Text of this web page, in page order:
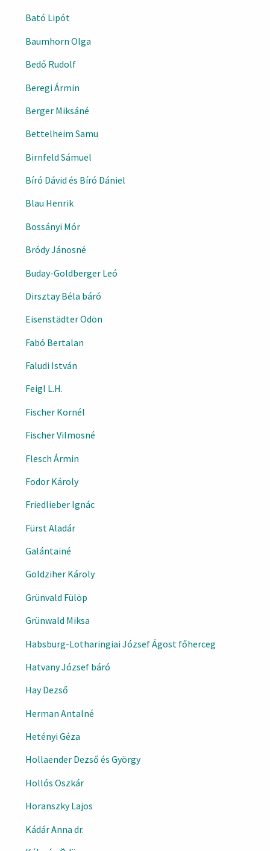
Bató Lipót
Baumhorn Olga
Bedő Rudolf
Beregi Ármin
Berger Miksáné
Bettelheim Samu
Birnfeld Sámuel
Bíró Dávid és Bíró Dániel
Blau Henrik
Bossányi Mór
Bródy Jánosné
Buday-Goldberger Leó
Dirsztay Béla báró
Eisenstädter Ödön
Fabó Bertalan
Faludi István
Feigl L.H.
Fischer Kornél
Fischer Vilmosné
Flesch Ármin
Fodor Károly
Friedlieber Ignác
Fürst Aladár
Galántainé
Goldziher Károly
Grünvald Fülöp
Grünwald Miksa
Habsburg-Lotharingiai József Ágost főherceg
Hatvany József báró
Hay Dezső
Herman Antalné
Hetényi Géza
Hollaender Dezső és György
Hollós Oszkár
Horanszky Lajos
Kádár Anna dr.